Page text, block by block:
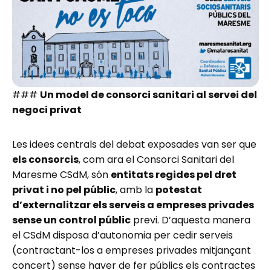
### Un model de consorci sanitari al servei del
negoci privat
Les idees centrals del debat exposades van ser que
els consorcis, com ara el Consorci Sanitari del
Maresme CSdM, són entitats regides pel dret
privat i no pel públic, amb la potestat
d’externalitzar els serveis a empreses privades
sense un control públic previ. D’aquesta manera
el CSdM disposa d’autonomia per cedir serveis
(contractant-los a empreses privades mitjançant
concert) sense haver de fer públics els contractes